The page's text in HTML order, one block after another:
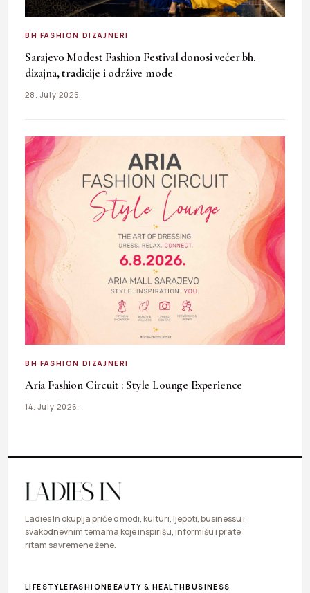
BH FASHION DIZAJNERI
Sarajevo Modest Fashion Festival donosi večer bh.
dizajna, tradicije i održive mode
28. July 2026.
BH FASHION DIZAJNERI
Aria Fashion Circuit : Style Lounge Experience
14. July 2026.
Ladies In okuplja priče o modi, kulturi, ljepoti, businessu i
svakodnevnim temama koje inspirišu, informišu i prate
ritam savremene žene.
LIFESTYLEFASHIONBEAUTY & HEALTHBUSINESS